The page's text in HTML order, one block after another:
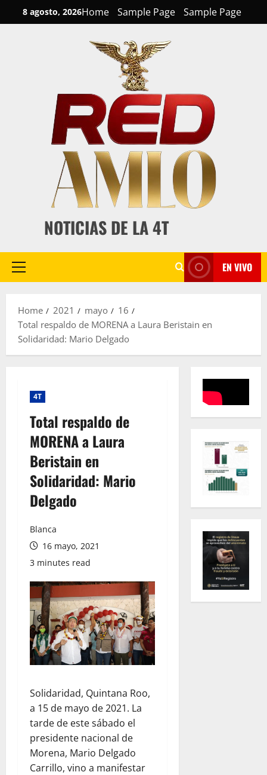
to
8 agosto, 2026Home Sample Page Sample Page
NOTICIAS DE LA 4T
Primary
EN VIVO
Home 2021 mayo
16
Total respaldo de MORENA a Laura Beristain en
Solidaridad: Mario Delgado
4T
Total respaldo de
MORENA a Laura
Beristain en
Solidaridad: Mario
Delgado
Blanca
16 mayo, 2021
3 minutes read
Solidaridad, Quintana Roo,
a 15 de mayo de 2021. La
tarde de este sábado el
presidente nacional de
Morena, Mario Delgado
Carrillo, vino a manifestar